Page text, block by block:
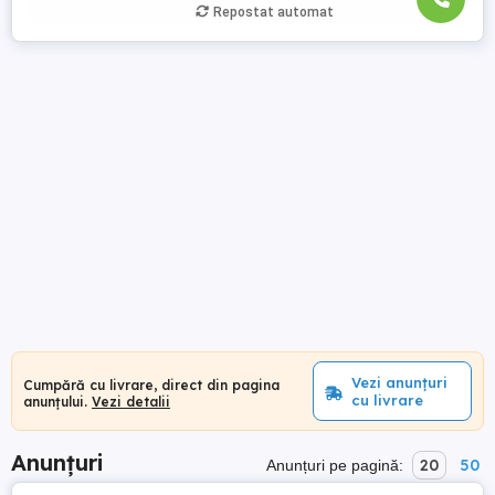
Repostat automat
Cumpără cu livrare, direct din pagina
anunțului. Vezi detalii
Vezi anunțuri
cu livrare
Anunțuri Anunțuri pe pagină: 20 50